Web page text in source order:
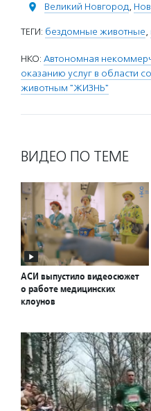
Великий Новгород,
ТЕГИ: бездомные животные,
НКО: Автономная
оказанию услуг в области
животным "ЖИЗНЬ"
ВИДЕО ПО ТЕМЕ
АСИ выпустило видеосюжет
о работе медицинских
клоунов